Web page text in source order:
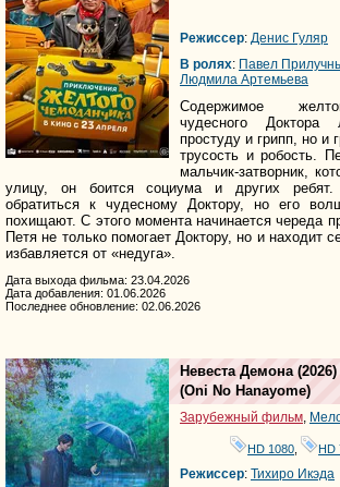
Режиссер: Денис Гуляр
В ролях: Павел
Людмила Артемьева
Содержимое
чудесного
простуду и грипп, но и
трусость и робость.
мальчик-затворник,
улицу, он боится социума и других
обратиться к чудесному Доктору, но его
похищают. С этого момента начинается череда
Петя не только помогает Доктору, но и находит
избавляется от «недуга».
Дата выхода фильма: 23.04.2026
Дата добавления: 01.06.2026
Последнее обновление: 02.06.2026
Невеста Демона (2026)
(Oni No Hanayome)
Зарубежный фильм,
HD 1080 HD
Режиссер: Тихиро Икэда